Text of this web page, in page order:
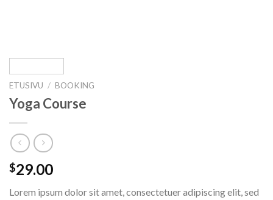
ETUSIVU / BOOKING
Yoga Course
$29.00
Lorem ipsum dolor sit amet, consectetuer adipiscing elit, sed